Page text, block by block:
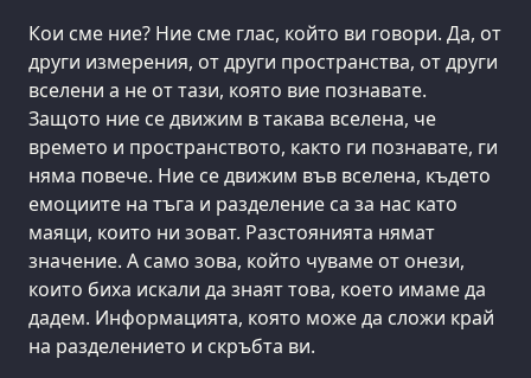
Кои сме ние? Ние сме глас, който ви говори. Да, от
други измерения, от други пространства, от други
вселени а не от тази, която вие познавате.
Защото ние се движим в такава вселена, че
времето и пространството, както ги познавате, ги
няма повече. Ние се движим във вселена, където
емоциите на тъга и разделение са за нас като
маяци, които ни зоват. Разстоянията нямат
значение. А само зова, който чуваме от онези,
които биха искали да знаят това, което имаме да
дадем. Информацията, която може да сложи край
на разделението и скръбта ви.